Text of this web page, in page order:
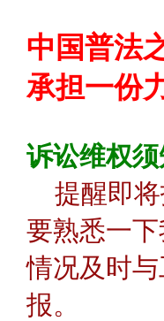
中国普法
承担一份
诉讼维权
提醒即
要熟悉一
情况及时
报。